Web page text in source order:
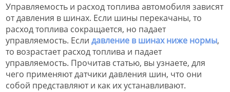
Управляемость и расход топлива автомобиля зависят
от давления в шинах. Если шины перекачаны, то
расход топлива сокращается, но падает
управляемость. Если давление в шинах ниже нормы,
то возрастает расход топлива и падает
управляемость. Прочитав статью, вы узнаете, для
чего применяют датчики давления шин, что они
собой представляют и как их устанавливают.